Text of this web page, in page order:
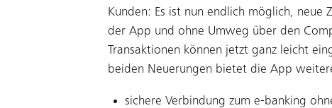
Kunden: Es ist nun endlich möglich, neue
der App und ohne Umweg über den
Transaktionen können jetzt ganz leicht
beiden Neuerungen bietet die App
sichere Verbindung zum e-banking